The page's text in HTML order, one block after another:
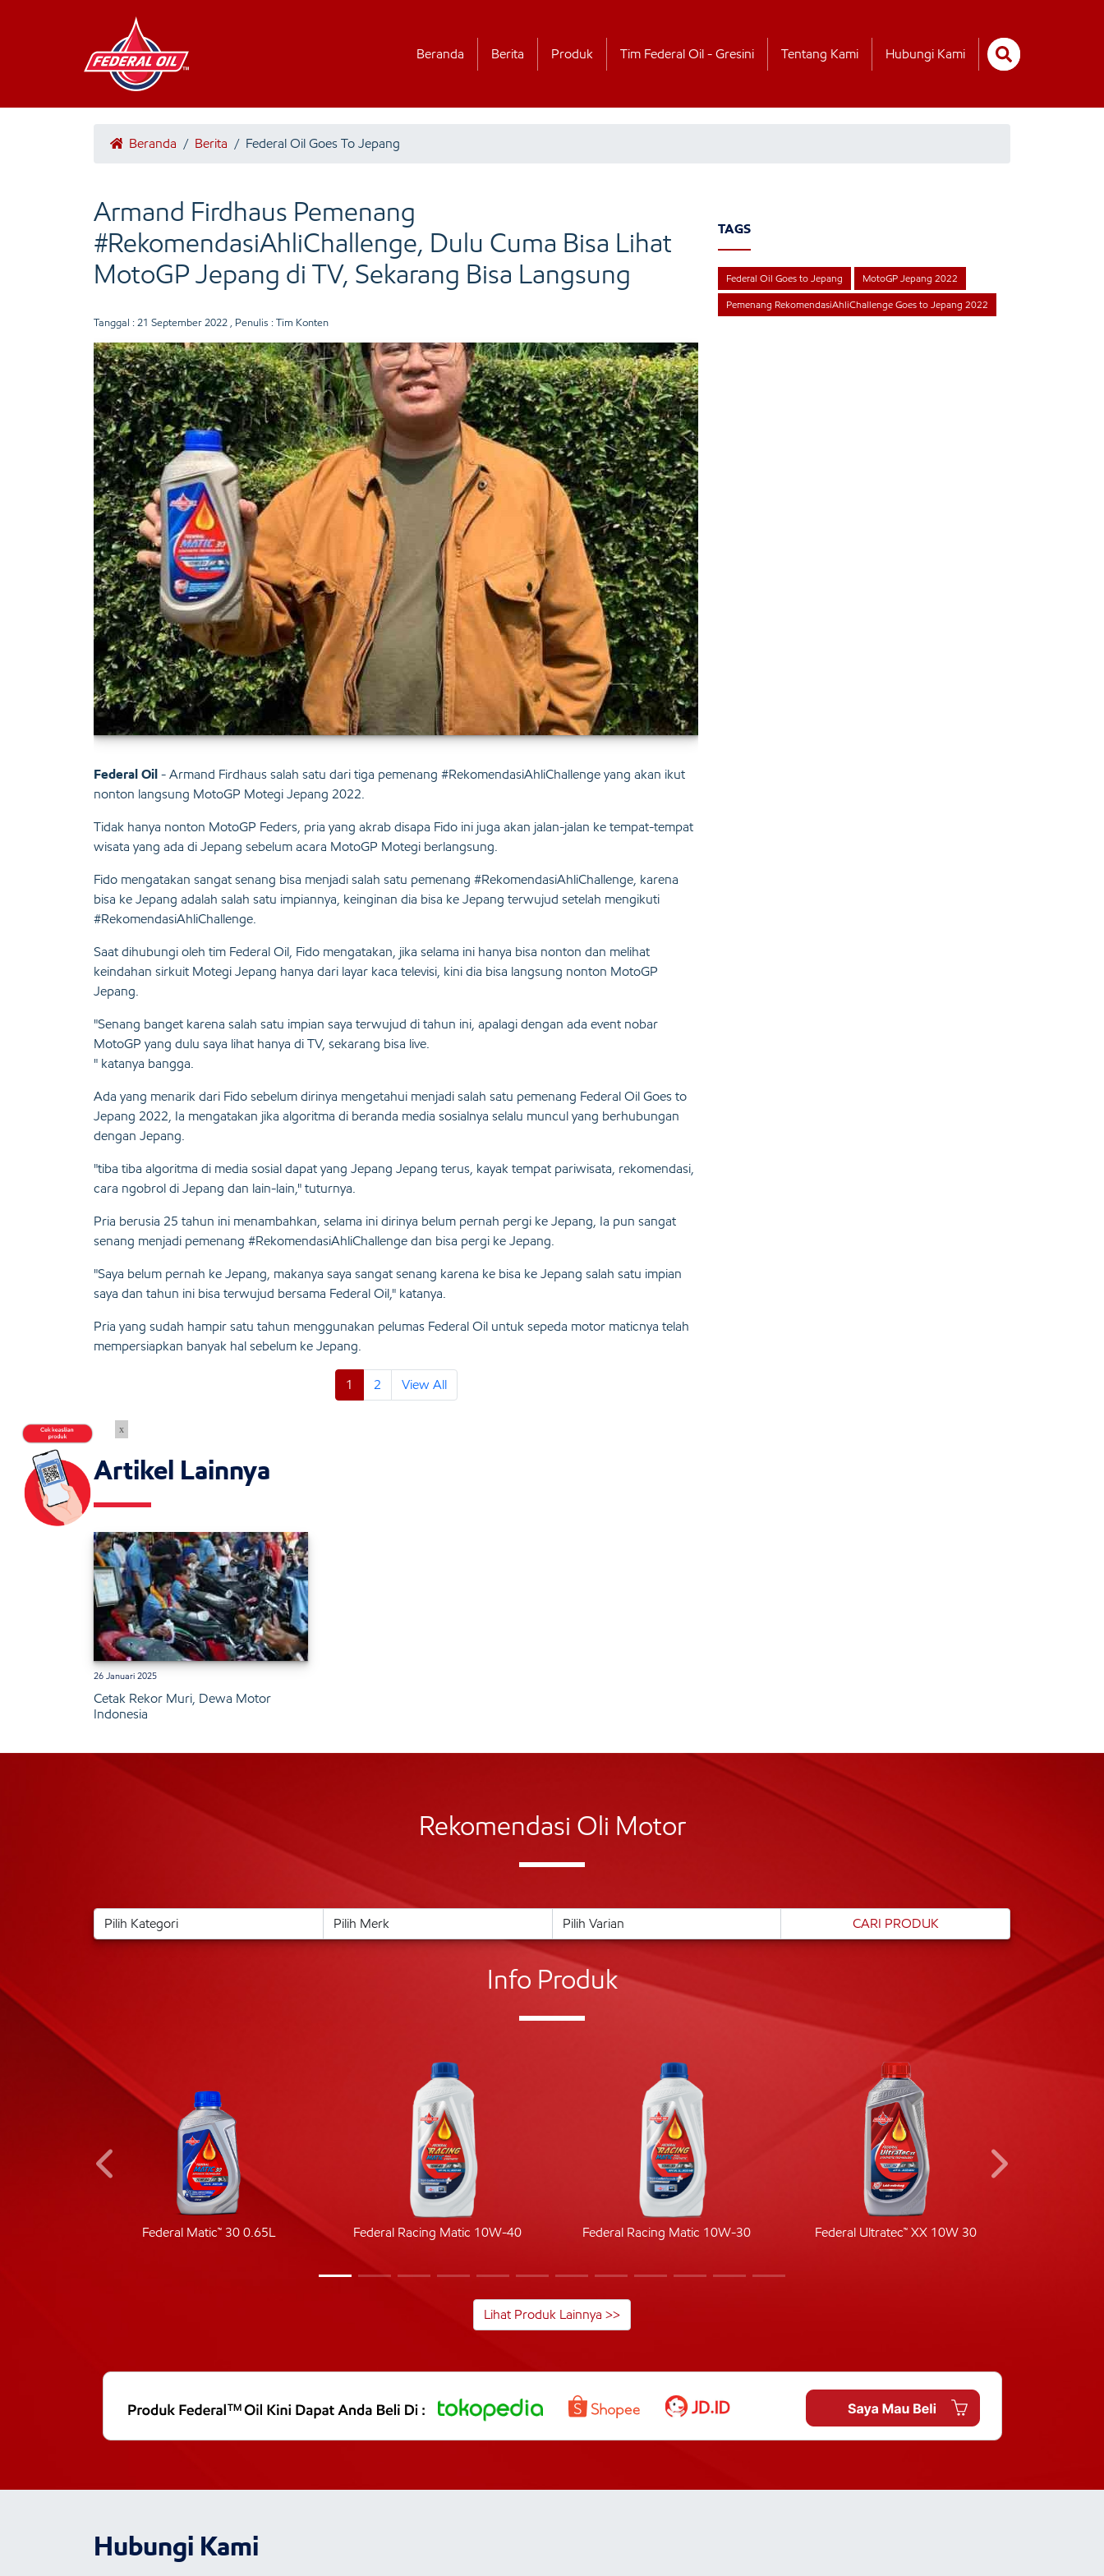
Beranda Berita Produk Tim Federal Oil - Gresini Tentang Kami Hubungi Kami
Beranda / Berita / Federal Oil Goes To Jepang
Armand Firdhaus Pemenang
#RekomendasiAhliChallenge, Dulu Cuma Bisa Lihat
MotoGP Jepang di TV, Sekarang Bisa Langsung
Tanggal : 21 September 2022 , Penulis : Tim Konten
Federal Oil - Armand Firdhaus salah satu dari tiga pemenang #RekomendasiAhliChallenge yang akan ikut
nonton langsung MotoGP Motegi Jepang 2022.
Tidak hanya nonton MotoGP Feders, pria yang akrab disapa Fido ini juga akan jalan-jalan ke tempat-tempat
wisata yang ada di Jepang sebelum acara MotoGP Motegi berlangsung.
Fido mengatakan sangat senang bisa menjadi salah satu pemenang #RekomendasiAhliChallenge, karena
bisa ke Jepang adalah salah satu impiannya, keinginan dia bisa ke Jepang terwujud setelah mengikuti
#RekomendasiAhliChallenge.
Saat dihubungi oleh tim Federal Oil, Fido mengatakan, jika selama ini hanya bisa nonton dan melihat
keindahan sirkuit Motegi Jepang hanya dari layar kaca televisi, kini dia bisa langsung nonton MotoGP
Jepang.
"Senang banget karena salah satu impian saya terwujud di tahun ini, apalagi dengan ada event nobar
MotoGP yang dulu saya lihat hanya di TV, sekarang bisa live.
" katanya bangga.
Ada yang menarik dari Fido sebelum dirinya mengetahui menjadi salah satu pemenang Federal Oil Goes to
Jepang 2022, Ia mengatakan jika algoritma di beranda media sosialnya selalu muncul yang berhubungan
dengan Jepang.
"tiba tiba algoritma di media sosial dapat yang Jepang Jepang terus, kayak tempat pariwisata, rekomendasi,
cara ngobrol di Jepang dan lain-lain," tuturnya.
Pria berusia 25 tahun ini menambahkan, selama ini dirinya belum pernah pergi ke Jepang, Ia pun sangat
senang menjadi pemenang #RekomendasiAhliChallenge dan bisa pergi ke Jepang.
"Saya belum pernah ke Jepang, makanya saya sangat senang karena ke bisa ke Jepang salah satu impian
saya dan tahun ini bisa terwujud bersama Federal Oil," katanya.
Pria yang sudah hampir satu tahun menggunakan pelumas Federal Oil untuk sepeda motor maticnya telah
mempersiapkan banyak hal sebelum ke Jepang.
1 2 View All
TAGS
Federal Oil Goes to Jepang MotoGP Jepang 2022
Pemenang RekomendasiAhliChallenge Goes to Jepang 2022
Artikel Lainnya
26 Januari 2025
Cetak Rekor Muri, Dewa Motor
Indonesia
Rekomendasi Oli Motor
Info Produk
Federal Matic™ 30 0.65L Federal Racing Matic 10W-40 Federal Racing Matic 10W-30 Federal Ultratec™ XX 10W 30
Lihat Produk Lainnya >>
Hubungi Kami
x